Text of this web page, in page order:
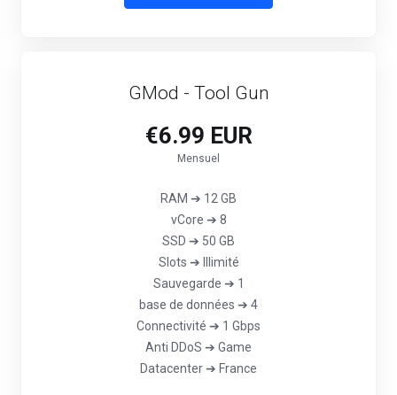
GMod - Tool Gun
€6.99 EUR
Mensuel
RAM ➔ 12 GB
vCore ➔ 8
SSD ➔ 50 GB
Slots ➔ Illimité
Sauvegarde ➔ 1
base de données ➔ 4
Connectivité ➔ 1 Gbps
Anti DDoS ➔ Game
Datacenter ➔ France